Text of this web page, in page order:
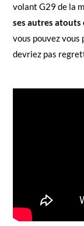
volant G29 de la
ses autres atouts
vous pouvez vous
devriez pas